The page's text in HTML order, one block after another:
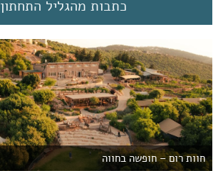
כתבות מהגליל התחתון
חוות רום – חופשה בחווה